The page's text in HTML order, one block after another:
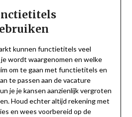
kunnen functietitels veel
wordt waargenomen en welke
om te gaan met functietitels en
te passen aan de vacature
je je kansen aanzienlijk vergroten
Houd echter altijd rekening met
en wees voorbereid op de